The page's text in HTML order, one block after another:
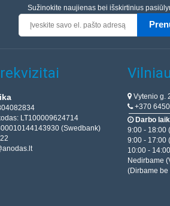
Sužinokite naujienas bei išskirtinius
LT100009624714
(Swedbank)
Vytenio g.
+370
Darbo
9:00 - 18:00
9:00 - 17:00
10:00 -
Nedirbame
(Dirbame be